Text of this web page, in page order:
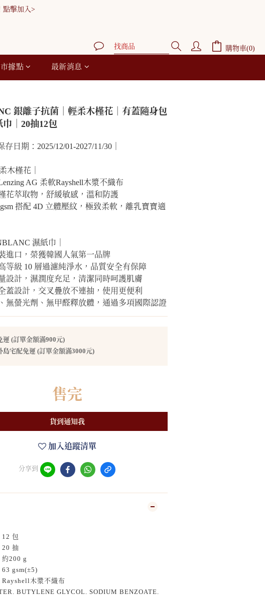
點擊加入>
點擊加入>
購物車(0)
據點 最新消息
銀離子抗菌｜輕柔木槿花｜有蓋隨身包
｜20抽12包
存日期：2025/12/01-2027/11/30｜
木槿花｜
AG 柔軟Rayshell木漿不織布
花萃取物，舒緩敏感，溫和防護
搭配 4D 立體壓紋，極致柔軟，離乳寶寶適
濕紙巾｜
進口，榮獲韓國人氣第一品牌
等級 10 層過濾純淨水，品質安全有保障
設計，濕潤度充足，清潔同時呵護肌膚
蓋設計，交叉疊放不連抽，使用更便利
無螢光劑、無甲醛釋放體，通過多項國際認證
運 (訂單金額滿900元)
島宅配免運 (訂單金額滿3000元)
售完
貨到通知我
加入追蹤清單
分享到
12 包
20 抽
約200 g
gsm(±5)
Rayshell木漿不織布
BUTYLENE GLYCOL. SODIUM BENZOATE.